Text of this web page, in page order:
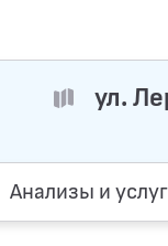
ул.
Анализы и